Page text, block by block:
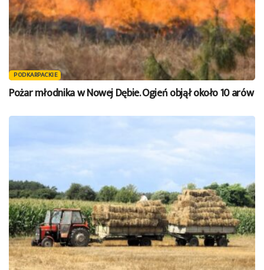
PODKARPACKIE
Pożar młodnika w Nowej Dębie. Ogień objął około 10 arów